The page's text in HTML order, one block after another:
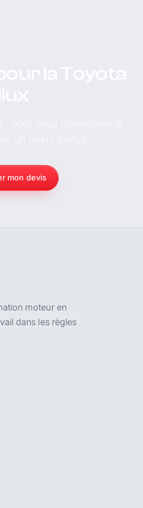
mon devis
moteur en
dans les règles